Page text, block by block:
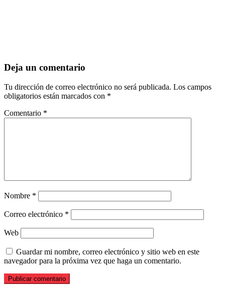
Deja un comentario
Tu dirección de correo electrónico no será publicada. Los campos
obligatorios están marcados con *
Comentario *
Nombre *
Correo electrónico *
Web
Guardar mi nombre, correo electrónico y sitio web en este
navegador para la próxima vez que haga un comentario.